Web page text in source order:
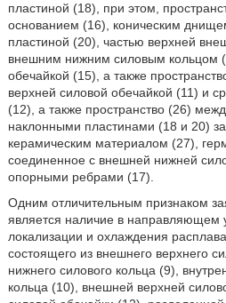
пластиной (18), при этом,
основанием (16), коническим
пластиной (20), частью верхней
внешним нижним силовым кольцом
обечайкой (15), а также
верхней силовой обечайкой (11) и
(12), а также пространство (26)
наклонными пластинами (18 и 20)
керамическим материалом (27),
соединенное с внешней нижней
опорными ребрами (17).
Одним отличительным признаком
является наличие в направляющем
локализации и охлаждения расплава
состоящего из внешнего верхнего
нижнего силового кольца (9),
кольца (10), внешней верхней